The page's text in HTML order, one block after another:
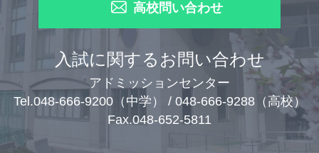
高校問い合わせ
入試に関するお問い合わせ
アドミッションセンター
Tel.048-666-9200（中学） / 048-666-9288（高校）
Fax.048-652-5811